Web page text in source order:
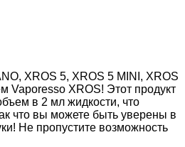
XROS 5, XROS 5 MINI, XROS
Vaporesso XROS! Этот продукт
в 2 мл жидкости, что
что вы можете быть уверены в
Не пропустите возможность